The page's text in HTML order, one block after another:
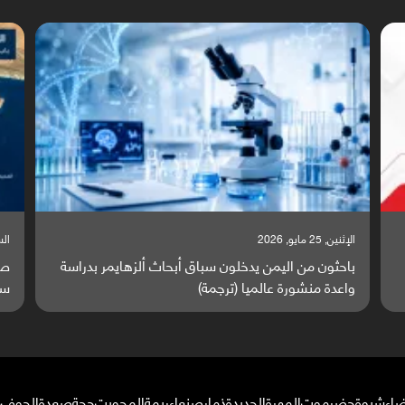
السبت, 23 مايو, 2026
صراع دولي يتصاعد قرب اليمن والبحر الأحمر يتحول إلى
ساحة مواجهة عالمية (ترجمة)